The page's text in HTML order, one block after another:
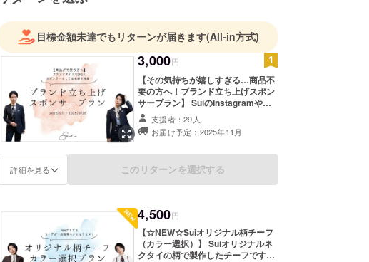
「“水”のように自由で柔軟に」──どんな形にもなれるしなや
かさと、
「自分らしさを大切にすることこそが、現代の“粋（い
き）”である」
という2つの想いを込めました。
現在はオーダースーツ店でフィッターとしても活動してお
り、性別や体型にとらわれないスーツ選びのサポートを行う
中で、「着たいのに選べない」「似合うのに許されない」そ
んなもどかしさに直面するお客様の声を多く聞いてきまし
た。
今回のプロジェクトでは、レディース規格のネクタイを製
作・ブランド化し、性別に関係なくネクタイを楽しめる文化
を広めたいと考えています。
目標金額未達でもリターンが届きます(All-in方式)
3,000円
【その気持ちが嬉しすぎる…商品不
要の方へ！ブランド立ち上げスポン
サープラン】 SuiのInstagramやブ
ランドサイトにて、スポンサーとし
てお名前を掲載させていただきま
す！ ・掲載期間：ブランドが存続す
掲載するお名前や社名等をご記載下
さい。（個人様、法人様どちらでも
支援者：29人
お届け予定：2025年11月
詳細を見る このリターンを選択する
4,500円
【☆NEW☆Suiオリジナル柄チーフ
（カラー選択）】 Suiオリジナルネ
クタイの柄で製作したチーフです。